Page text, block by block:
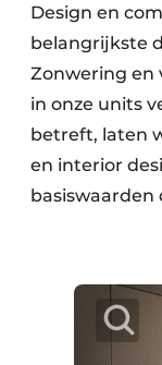
Design en
belangrijkste
Zonwering en
in onze units
betreft, laten
en interior
basiswaarden